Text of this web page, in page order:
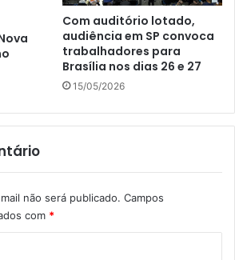
Com auditório lotado,
audiência em SP convoca
trabalhadores para
Brasília nos dias 26 e 27
15/05/2026
não será publicado. Campos
com *